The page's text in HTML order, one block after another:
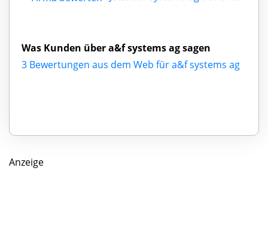
Was Kunden über a&f systems ag sagen
3 Bewertungen aus dem Web für a&f systems ag
Anzeige